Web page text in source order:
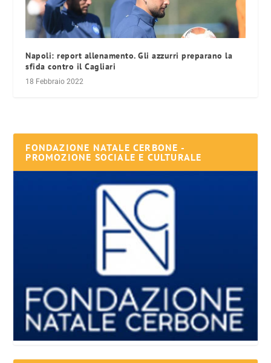
Napoli: report allenamento. Gli azzurri preparano la
sfida contro il Cagliari
18 Febbraio 2022
FONDAZIONE NATALE CERBONE -
PROMOZIONE SOCIALE E CULTURALE